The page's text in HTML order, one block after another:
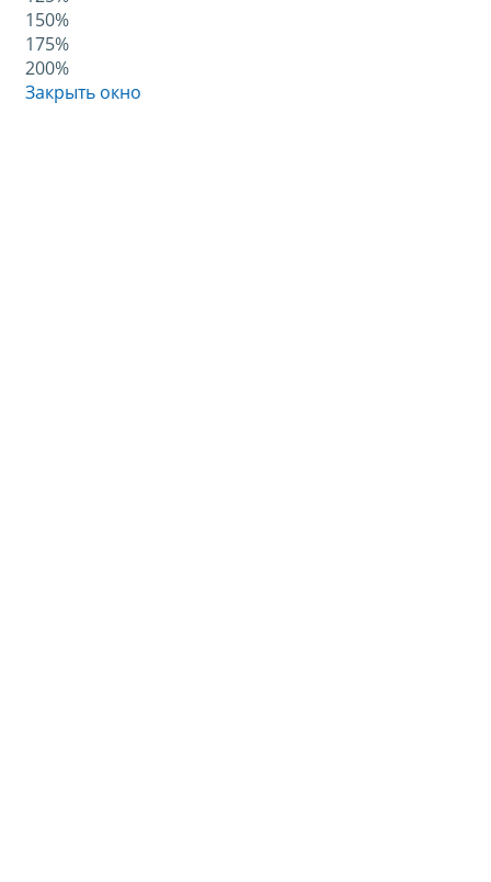
150%
175%
200%
Закрыть окно